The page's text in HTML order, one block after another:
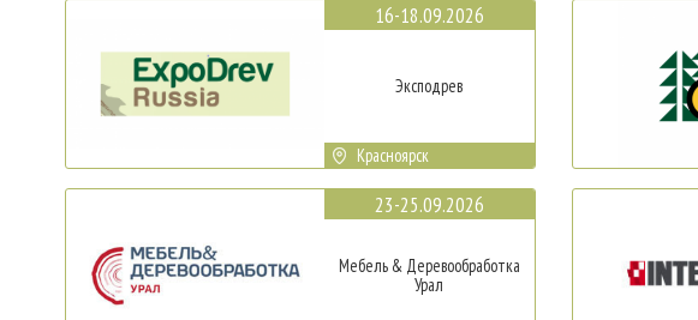
16-18.09.2026
Эксподрев
Красноярск
23-25.09.2026
Мебель & Деревообработка
Урал